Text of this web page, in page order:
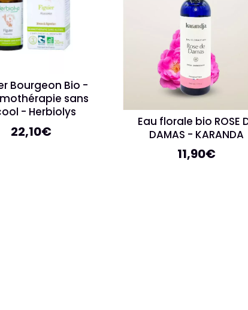
Bourgeon Bio -
sans
- Herbiolys
22,10€
Eau florale bio ROSE
DAMAS - KARANDA
11,90€